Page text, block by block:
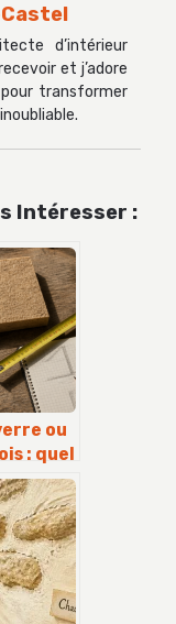
d’intérieur
et j’adore
transformer
Intéresser :
ou
: quel
?